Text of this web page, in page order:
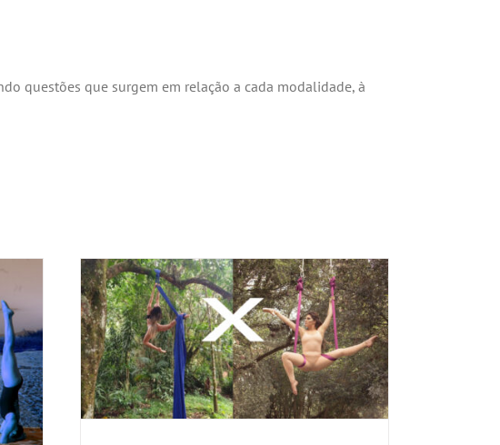
questões que surgem em relação a cada modalidade, à